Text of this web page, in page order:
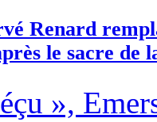
Renard
le sacre de
»,